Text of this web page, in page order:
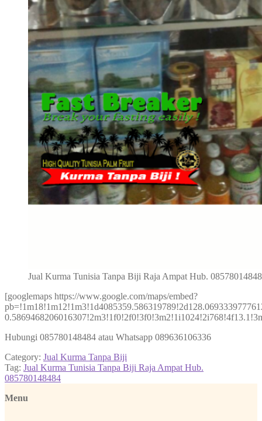
Jual Kurma Tunisia Tanpa Biji Raja Ampat Hub.
[googlemaps https://www.google.com/maps/embed?
Hubungi 085780148484 atau Whatsapp 089636106336
Category: Jual Kurma Tanpa Biji
Tag: Jual Kurma Tunisia Tanpa Biji Raja Ampat Hub.
085780148484
Menu